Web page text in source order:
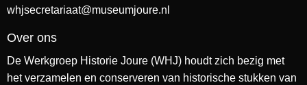
whjsecretariaat@museumjoure.nl
Over ons
De Werkgroep Historie Joure (WHJ) houdt zich bezig met
het verzamelen en conserveren van historische stukken van